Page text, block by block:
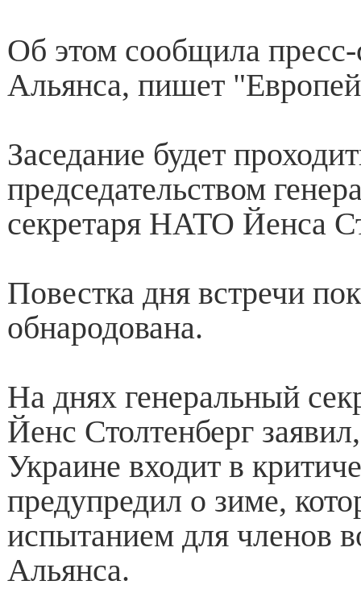
Об этом сообщила
Альянса, пишет
Заседание будет
председательством
секретаря НАТО Йенса
Повестка дня встречи
обнародована.
На днях генеральный
Йенс Столтенберг
Украине входит в
предупредил о зиме,
испытанием для членов
Альянса.